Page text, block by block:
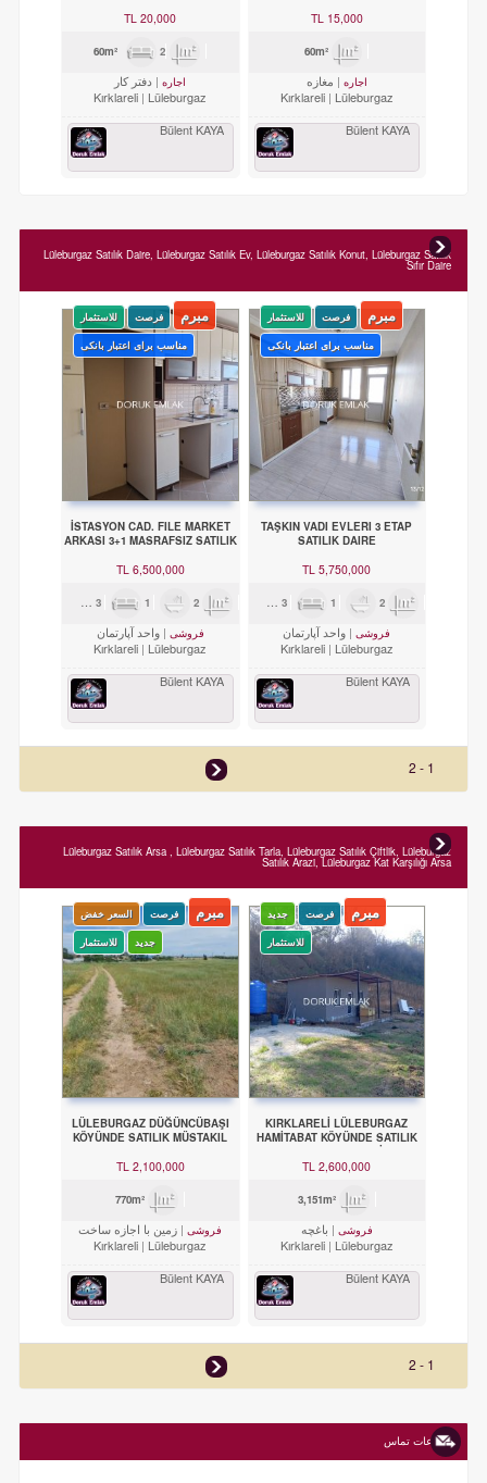
15,000 TL
اجاره
مغازه
Kırklareli
Lüleburgaz
Bülent KAYA
20,000 TL
2
اجاره
دفتر کار
Kırklareli
Lüleburgaz
Bülent KAYA
Lüleburgaz Satılık Daire, Lüleburgaz Satılık Ev, Lüleburgaz Satılık Konut, Lüleburgaz Satılık
Sıfır Daire
مبرم فرصت
للاستثمار
مناسب برای اعتبار بانکی
TAŞKIN VADI EVLERI 3 ETAP
SATILIK DAIRE
5,750,000 TL
3 1 2
فروشی
واحد آپارتمان
Kırklareli
Lüleburgaz
Bülent KAYA
مبرم فرصت
للاستثمار
مناسب برای اعتبار بانکی
İSTASYON CAD. FILE MARKET
ARKASI 3+1 MASRAFSIZ SATILIK
6,500,000 TL
150m²
3 1 2
فروشی
واحد آپارتمان
Kırklareli
Lüleburgaz
Bülent KAYA
1 - 2
Lüleburgaz Satılık Arsa , Lüleburgaz Satılık Tarla, Lüleburgaz Satılık Çiftlik, Lüleburgaz
Satılık Arazi, Lüleburgaz Kat Karşılığı Arsa
مبرم فرصت
جدید
للاستثمار
KIRKLARELİ LÜLEBURGAZ
HAMİTABAT KÖYÜNDE SATILIK
MEYVE BAHÇESİ
2,600,000 TL
3,151m²
فروشی
باغچه
Kırklareli
Lüleburgaz
Bülent KAYA
مبرم فرصت
السعر خفض
جدید
للاستثمار
LÜLEBURGAZ DÜĞÜNCÜBAŞI
KÖYÜNDE SATILIK MÜSTAKIL
2,100,000 TL
فروشی
زمین با اجازه ساخت
Kırklareli
Lüleburgaz
Bülent KAYA
1 - 2
اطلاعات تماس